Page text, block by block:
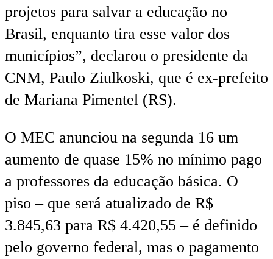
projetos para salvar a educação no
Brasil, enquanto tira esse valor dos
municípios”, declarou o presidente da
CNM, Paulo Ziulkoski, que é ex-prefeito
de Mariana Pimentel (RS).
O MEC anunciou na segunda 16 um
aumento de quase 15% no mínimo pago
a professores da educação básica. O
piso – que será atualizado de R$
3.845,63 para R$ 4.420,55 – é definido
pelo governo federal, mas o pagamento